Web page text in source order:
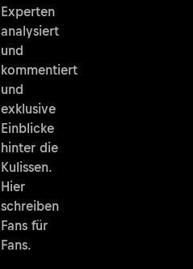
Experten
analysiert
und
kommentiert
und
exklusive
Einblicke
hinter die
Kulissen.
Hier
schreiben
Fans für
Fans.